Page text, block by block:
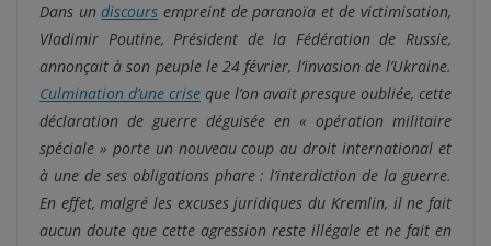
Dans undiscours empreint de paranoïa et de victimisation,
Vladimir Poutine, Président de la Fédération de Russie,
annonçait à son peuple le 24 février, l’invasion de l’Ukraine.
Culmination d’une crise que l’on avait presque oubliée, cette
déclaration de guerre déguisée en « opération militaire
spéciale » porte un nouveau coup au droit international et
à une de ses obligations phare : l’interdiction de la guerre.
En effet, malgré les excuses juridiques du Kremlin, il ne fait
aucun doute que cette agression reste illégale et ne fait en